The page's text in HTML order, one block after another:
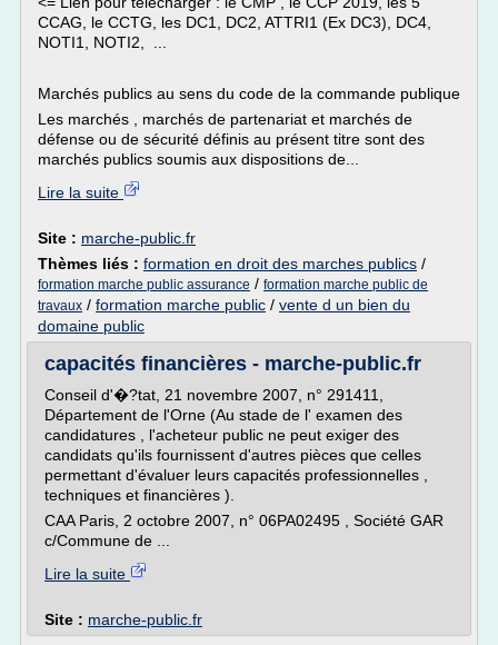
CCAG, le CCTG, les DC1, DC2, ATTRI1 (Ex DC3), DC4,
NOTI1, NOTI2, ...
Marchés publics au sens du code de la commande publique
Les marchés , marchés de partenariat et marchés de
défense ou de sécurité définis au présent titre sont des
marchés publics soumis aux dispositions de...
Lire la suite
Site : marche-public.fr
Thèmes liés : formation en droit des marches publics /
formation marche public assurance / formation marche public de
travaux / formation marche public / vente d un bien du
domaine public
capacités financières - marche-public.fr
Conseil d'�?tat, 21 novembre 2007, n° 291411,
Département de l'Orne (Au stade de l' examen des
candidatures , l'acheteur public ne peut exiger des
candidats qu'ils fournissent d'autres pièces que celles
permettant d'évaluer leurs capacités professionnelles ,
techniques et financières ).
CAA Paris, 2 octobre 2007, n° 06PA02495 , Société GAR
c/Commune de ...
Lire la suite
Site : marche-public.fr